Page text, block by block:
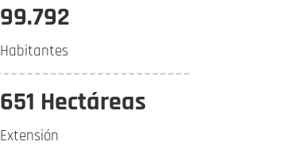
99.792
Habitantes
651 Hectáreas
Extensión